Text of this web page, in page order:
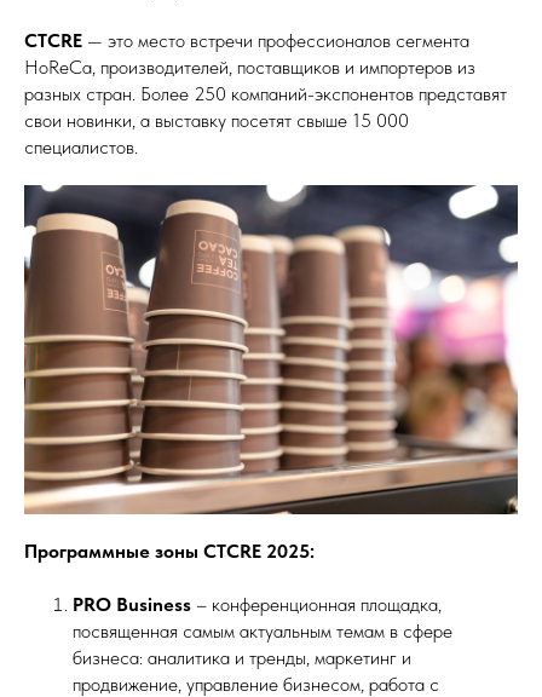
CTCRE — это место встречи профессионалов сегмента
HoReCa, производителей, поставщиков и импортеров из
разных стран. Более 250 компаний-экспонентов представят
свои новинки, а выставку посетят свыше 15 000
специалистов.
Программные зоны CTCRE 2025:
PRO Business – конференционная площадка,
посвященная самым актуальным темам в сфере
бизнеса: аналитика и тренды, маркетинг и
продвижение, управление бизнесом, работа с